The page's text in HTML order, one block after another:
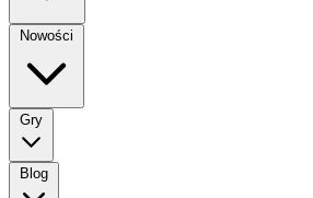
Nowości
Gry
Blog